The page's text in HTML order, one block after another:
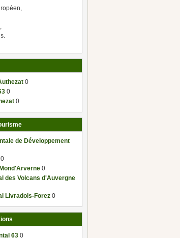
0
0
0
de Développement
0
0
des Volcans d'Auvergne
Livradois-Forez 0
63 0